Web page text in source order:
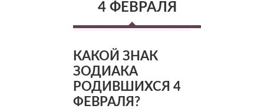
4 ФЕВРАЛЯ
КАКОЙ ЗНАК
ЗОДИАКА
РОДИВШИХСЯ 4
ФЕВРАЛЯ?